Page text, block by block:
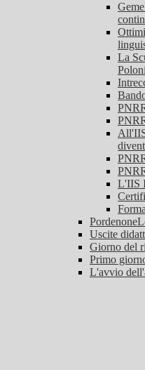
La
L'IIS
Uscite
Giorno del
Primo
L'avvio